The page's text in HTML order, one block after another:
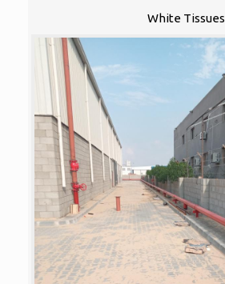
White Tissues